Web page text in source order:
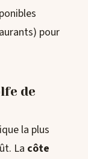
pour
de
la plus
La côte